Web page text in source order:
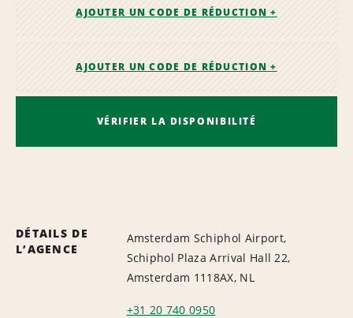
AJOUTER UN CODE DE RÉDUCTION +
AJOUTER UN CODE DE RÉDUCTION +
VÉRIFIER LA DISPONIBILITÉ
DÉTAILS DE
L’AGENCE
Amsterdam Schiphol Airport,
Schiphol Plaza Arrival Hall 22,
Amsterdam 1118AX, NL
+31 20 740 0950